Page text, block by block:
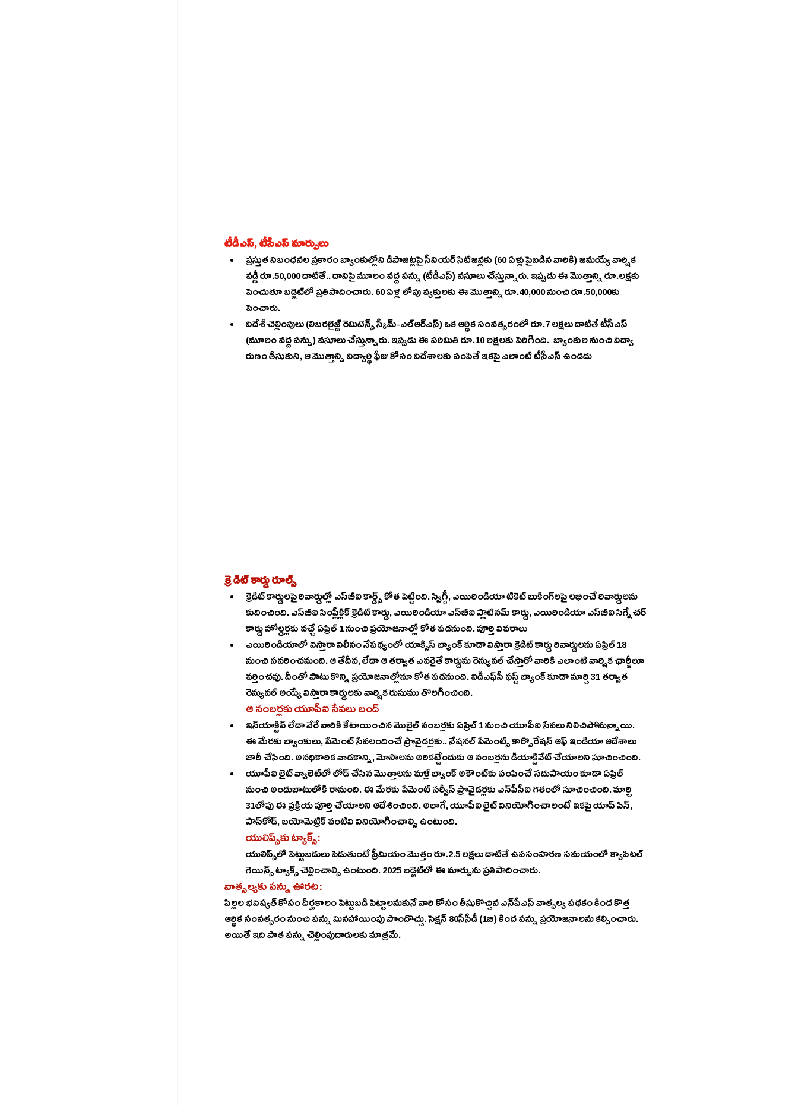
టీడీఎస్‌, టీసీఎస్‌ మార్పులు
ప్రస్తుత నిబంధనల ప్రకారం బ్యాంకుల్లోని డిపాజిట్లపై సీనియర్‌ సిటిజన్లకు (60 ఏళ్లు పైబడిన వారికి) జమయ్యే వార్షిక
వడ్డీ రూ.50,000 దాటితే.. దానిపై మూలం వద్ద పన్ను (టీడీఎస్‌) వసూలు చేస్తున్నారు. ఇప్పుడు ఈ మొత్తాన్ని రూ.లక్షకు
పెంచుతూ బడ్జెట్‌లో ప్రతిపాదించారు. 60 ఏళ్ల లోపు వ్యక్తులకు ఈ మొత్తాన్ని రూ.40,000 నుంచి రూ.50,000కు
పెంచారు.
విదేశీ చెల్లింపులు (లిబరలైజ్డ్‌ రెమిటెన్స్‌ స్కీమ్‌-ఎల్‌ఆర్‌ఎస్‌) ఒక ఆర్థిక సంవత్సరంలో రూ.7 లక్షలు దాటితే టీసీఎస్‌
(మూలం వద్ద పన్ను) వసూలు చేస్తున్నారు. ఇప్పుడు ఈ పరిమితి రూ.10 లక్షలకు పెరిగింది.  బ్యాంకుల నుంచి విద్యా
రుణం తీసుకుని, ఆ మొత్తాన్ని విద్యార్థి ఫీజు కోసం విదేశాలకు పంపితే ఇకపై ఎలాంటి టీసీఎస్‌ ఉండదు
క్రెడిట్‌ కార్డులపై రివార్డుల్లో ఎస్‌బీఐ కార్డ్స్‌ కోత పెట్టింది. స్విగ్గీ, ఎయిరిండియా టికెట్‌ బుకింగ్‌లపై లభించే రివార్డులను
కుదించింది. ఎస్‌బీఐ సింప్లీక్లిక్‌ క్రెడిట్‌ కార్డు, ఎయిరిండియా ఎస్‌బీఐ ప్లాటినమ్‌ కార్డు, ఎయిరిండియా ఎస్‌బీఐ సిగ్నేచర్‌
కార్డు హోల్డర్లకు వచ్చే ఏప్రిల్‌ 1 నుంచి ప్రయోజనాల్లో కోత పడనుంది. పూర్తి వివరాలు
ఎయిరిండియాలో విస్తారా విలీనం నేపథ్యంలో యాక్సిస్‌ బ్యాంక్‌ కూడా విస్తారా క్రెడిట్‌ కార్డు రివార్డులను ఏప్రిల్ 18
నుంచి సవరించనుంది. ఆ తేదీన, లేదా ఆ తర్వాత ఎవరైతే కార్డును రెన్యువల్‌ చేస్తారో వారికి ఎలాంటి వార్షిక ఛార్జీలూ
వర్తించవు. దీంతో పాటు కొన్ని ప్రయోజనాల్లోనూ కోత పడనుంది. ఐడీఎఫ్‌సీ ఫస్ట్‌ బ్యాంక్‌ కూడా మార్చి 31 తర్వాత
రెన్యువల్‌ అయ్యే విస్తారా కార్డులకు వార్షిక రుసుము తొలగించింది.
ఇన్‌యాక్టివ్‌ లేదా వేరే వారికి కేటాయించిన మొబైల్‌ నంబర్లకు ఏప్రిల్‌ 1 నుంచి యూపీఐ సేవలు నిలిచిపోనున్నాయి.
ఈ మేరకు బ్యాంకులు, పేమెంట్‌ సేవలందించే ప్రొవైడర్లకు.. నేషనల్‌ పేమెంట్స్‌ కార్పొరేషన్‌ ఆఫ్‌ ఇండియా ఆదేశాలు
జారీ చేసింది. అనధికారిక వాడకాన్ని, మోసాలను అరికట్టేందుకు ఆ నంబర్లను డీయాక్టివేట్‌ చేయాలని సూచించింది.
యూపీఐ లైట్‌ వ్యాలెట్‌లో లోడ్‌ చేసిన మొత్తాలను మళ్లీ బ్యాంక్‌ అకౌంట్‌కు పంపించే సదుపాయం కూడా ఏప్రిల్‌
నుంచి అందుబాటులోకి రానుంది. ఈ మేరకు పేమెంట్‌ సర్వీస్‌ ప్రొవైడర్లకు ఎన్‌పీసీఐ గతంలో సూచించింది. మార్చి
31లోపు ఈ ప్రక్రియ పూర్తి చేయాలని ఆదేశించింది. అలాగే, యూపీఐ లైట్‌ వినియోగించాలంటే ఇకపై యాప్‌ పిన్‌,
పాస్‌కోడ్‌, బయోమెట్రిక్‌ వంటివి వినియోగించాల్సి ఉంటుంది.
యులిప్స్‌కు ట్యాక్స్‌:
యులిప్స్‌లో పెట్టుబడులు పెడుతుంటే ప్రీమియం మొత్తం రూ.2.5 లక్షలు దాటితే ఉపసంహరణ సమయంలో క్యాపిటల్‌
గెయిన్స్‌ ట్యాక్స్‌ చెల్లించాల్సి ఉంటుంది. 2025 బడ్జెట్‌లో ఈ మార్పును ప్రతిపాదించారు.
వాత్సల్యకు పన్ను ఊరట:
పిల్లల భవిష్యత్‌ కోసం దీర్ఘకాలం పెట్టుబడి పెట్టాలనుకునే వారి కోసం తీసుకొచ్చిన ఎన్‌పీఎస్‌ వాత్సల్య పథకం కింద కొత్త
ఆర్థిక సంవత్సరం నుంచి పన్ను మినహాయింపు పొందొచ్చు. సెక్షన్‌ 80సీసీడీ (1బి) కింద పన్ను ప్రయోజనాలను కల్పించారు.
అయితే ఇది పాత పన్ను చెల్లింపుదారులకు మాత్రమే.